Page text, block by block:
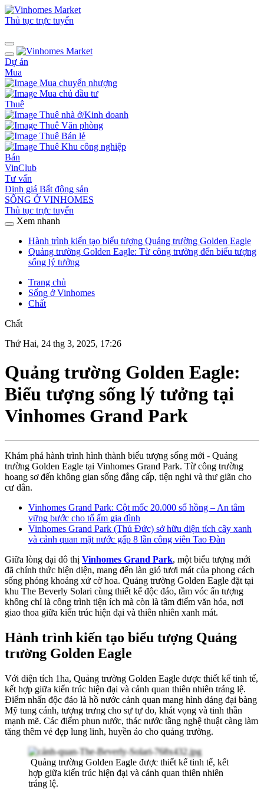
Thủ tục trực tuyến
Dự án
Mua
Mua chuyển nhượng
Mua chủ đầu tư
Thuê
Thuê nhà ở/Kinh doanh
Thuê Văn phòng
Thuê Bán lẻ
Thuê Khu công nghiệp
Bán
VinClub
Tư vấn
Định giá Bất động sản
SỐNG Ở VINHOMES
Thủ tục trực tuyến
Xem nhanh
Hành trình kiến tạo biểu tượng Quảng trường Golden Eagle
Quảng trường Golden Eagle: Từ công trường đến biểu tượng
sống lý tưởng
Trang chủ
Sống ở Vinhomes
Chất
Chất
Thứ Hai, 24 thg 3, 2025, 17:26
Quảng trường Golden Eagle:
Biểu tượng sống lý tưởng tại
Vinhomes Grand Park
Khám phá hành trình hình thành biểu tượng sống mới - Quảng
trường Golden Eagle tại Vinhomes Grand Park. Từ công trường
hoang sơ đến không gian sống đẳng cấp, tiện nghi và thư giãn cho
cư dân.
Vinhomes Grand Park: Cột mốc 20.000 sổ hồng – An tâm
vững bước cho tổ ấm gia đình
Vinhomes Grand Park (Thủ Đức) sở hữu diện tích cây xanh
và cảnh quan mặt nước gấp 8 lần công viên Tao Đàn
Giữa lòng đại đô thị Vinhomes Grand Park, một biểu tượng mới
đã chính thức hiện diện, mang đến làn gió tươi mát của phong cách
sống phóng khoáng xứ cờ hoa. Quảng trường Golden Eagle đặt tại
khu The Beverly Solari cùng thiết kế độc đáo, tầm vóc ấn tượng
không chỉ là công trình tiện ích mà còn là tâm điểm văn hóa, nơi
giao thoa giữa kiến trúc hiện đại và thiên nhiên xanh mát.
Hành trình kiến tạo biểu tượng Quảng
trường Golden Eagle
Với diện tích 1ha, Quảng trường Golden Eagle được thiết kế tinh tế,
kết hợp giữa kiến trúc hiện đại và cảnh quan thiên nhiên tráng lệ.
Điểm nhấn độc đáo là hồ nước cảnh quan mang hình dáng đại bàng
Mỹ tung cánh, tượng trưng cho sự tự do, khát vọng và tinh thần
mạnh mẽ. Các điểm phun nước, thác nước tầng nghệ thuật càng làm
tăng thêm vẻ đẹp lung linh, huyền ảo cho quảng trường.
Quảng trường Golden Eagle được thiết kế tinh tế, kết
hợp giữa kiến trúc hiện đại và cảnh quan thiên nhiên
tráng lệ.